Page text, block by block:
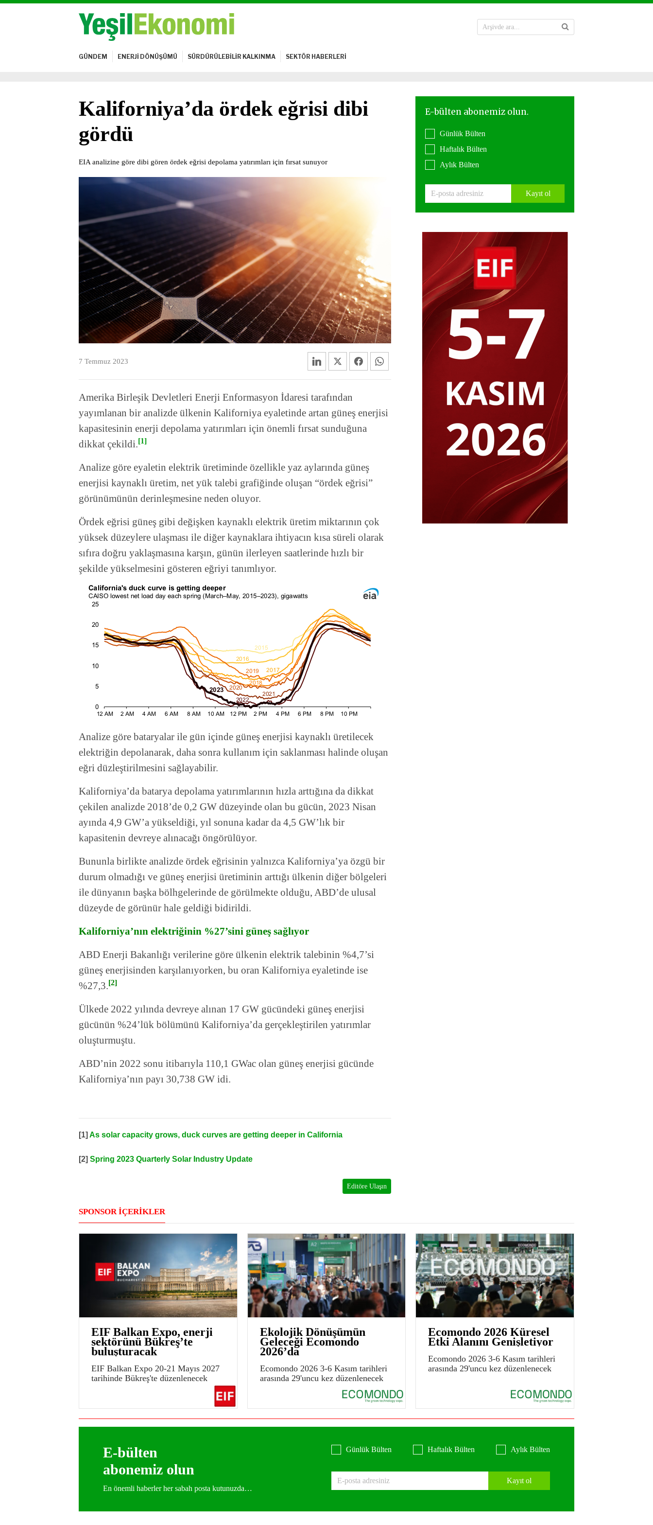
GÜNDEM ENERJİ DÖNÜŞÜMÜ SÜRDÜRÜLEBİLİR KALKINMA SEKTÖR HABERLERİ
Kaliforniya’da ördek eğrisi dibi
gördü
EIA analizine göre dibi gören ördek eğrisi depolama yatırımları için fırsat sunuyor
7 Temmuz 2023
Amerika Birleşik Devletleri Enerji Enformasyon İdaresi tarafından
yayımlanan bir analizde ülkenin Kaliforniya eyaletinde artan güneş enerjisi
kapasitesinin enerji depolama yatırımları için önemli fırsat sunduğuna
dikkat çekildi.[1]
Analize göre eyaletin elektrik üretiminde özellikle yaz aylarında güneş
enerjisi kaynaklı üretim, net yük talebi grafiğinde oluşan “ördek eğrisi”
görünümünün derinleşmesine neden oluyor.
Ördek eğrisi güneş gibi değişken kaynaklı elektrik üretim miktarının çok
yüksek düzeylere ulaşması ile diğer kaynaklara ihtiyacın kısa süreli olarak
sıfıra doğru yaklaşmasına karşın, günün ilerleyen saatlerinde hızlı bir
şekilde yükselmesini gösteren eğriyi tanımlıyor.
Analize göre bataryalar ile gün içinde güneş enerjisi kaynaklı üretilecek
elektriğin depolanarak, daha sonra kullanım için saklanması halinde oluşan
eğri düzleştirilmesini sağlayabilir.
Kaliforniya’da batarya depolama yatırımlarının hızla arttığına da dikkat
çekilen analizde 2018’de 0,2 GW düzeyinde olan bu gücün, 2023 Nisan
ayında 4,9 GW’a yükseldiği, yıl sonuna kadar da 4,5 GW’lık bir
kapasitenin devreye alınacağı öngörülüyor.
Bununla birlikte analizde ördek eğrisinin yalnızca Kaliforniya’ya özgü bir
durum olmadığı ve güneş enerjisi üretiminin arttığı ülkenin diğer bölgeleri
ile dünyanın başka bölhgelerinde de görülmekte olduğu, ABD’de ulusal
düzeyde de görünür hale geldiği bidirildi.
Kaliforniya’nın elektriğinin %27’sini güneş sağlıyor
ABD Enerji Bakanlığı verilerine göre ülkenin elektrik talebinin %4,7’si
güneş enerjisinden karşılanıyorken, bu oran Kaliforniya eyaletinde ise
%27,3.[2]
Ülkede 2022 yılında devreye alınan 17 GW gücündeki güneş enerjisi
gücünün %24’lük bölümünü Kaliforniya’da gerçekleştirilen yatırımlar
oluşturmuştu.
ABD’nin 2022 sonu itibarıyla 110,1 GWac olan güneş enerjisi gücünde
Kaliforniya’nın payı 30,738 GW idi.
[1] As solar capacity grows, duck curves are getting deeper in California
[2] Spring 2023 Quarterly Solar Industry Update
Editöre Ulaşın
Günlük Bülten
Haftalık Bülten
Aylık Bülten
Kayıt ol
SPONSOR İÇERİKLER
EIF Balkan Expo, enerji
sektörünü Bükreş’te
buluşturacak
EIF Balkan Expo 20-21 Mayıs 2027
tarihinde Bükreş'te düzenlenecek
Ekolojik Dönüşümün
Geleceği Ecomondo
2026’da
Ecomondo 2026 3-6 Kasım tarihleri
arasında 29'uncu kez düzenlenecek
Ecomondo 2026 Küresel
Etki Alanını Genişletiyor
Ecomondo 2026 3-6 Kasım tarihleri
arasında 29'uncu kez düzenlenecek
E-bülten
abonemiz olun
En önemli haberler her sabah posta kutunuzda…
Günlük Bülten Haftalık Bülten Aylık Bülten
Kayıt ol